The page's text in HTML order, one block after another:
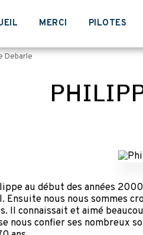
MERCI PILOTES
Debarle
au début des années
Ensuite nous nous sommes
Il connaissait et aimé
nous confier ses nombreux